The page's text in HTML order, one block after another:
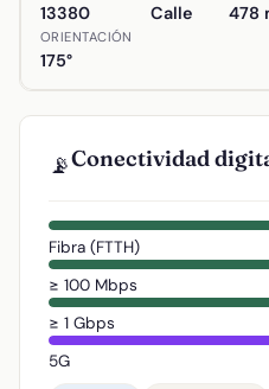
13380 Calle 478
ORIENTACIÓN
175°
📡Conectividad
Fibra (FTTH)
≥ 100 Mbps
≥ 1 Gbps
5G